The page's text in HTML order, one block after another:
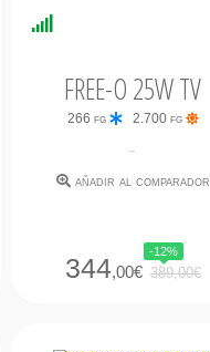
FREE-O 25W TV
266 fg 2.700 fg
-
añadir al comparador
344,00€
-12%
389,00€